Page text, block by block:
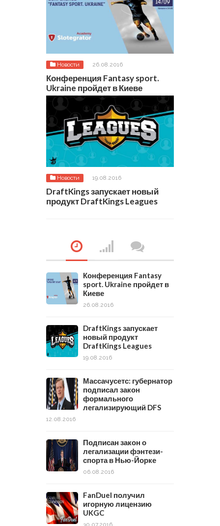
Новости 26.08.2016
Конференция Fantasy sport.
Ukraine пройдет в Киеве
Новости 19.08.2016
DraftKings запускает новый
продукт DraftKings Leagues
Конференция Fantasy
sport. Ukraine пройдет в
Киеве
26.08.2016
DraftKings запускает
новый продукт
DraftKings Leagues
19.08.2016
Массачусетс: губернатор
подписал закон
формального
легализирующий DFS
12.08.2016
Подписан закон о
легализации фэнтези-
спорта в Нью-Йорке
06.08.2016
FanDuel получил
игорную лицензию
UKGC
30.07.2016